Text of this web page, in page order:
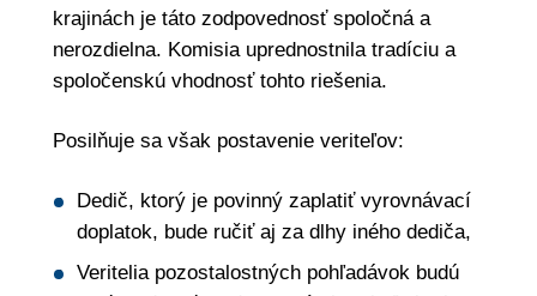
krajinách je táto zodpovednosť spoločná a
nerozdielna. Komisia uprednostnila tradíciu a
spoločenskú vhodnosť tohto riešenia.
Posilňuje sa však postavenie veriteľov:
Dedič, ktorý je povinný zaplatiť vyrovnávací
doplatok, bude ručiť aj za dlhy iného dediča,
Veritelia pozostalostných pohľadávok budú